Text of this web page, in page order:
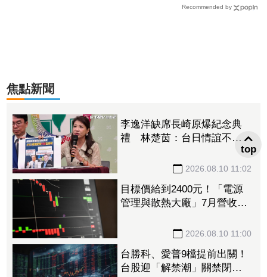
Recommended by
焦點新聞
李逸洋缺席長崎原爆紀念典
禮 林楚茵：台日情誼不該
2026.08.10 11:02
目標價給到2400元！「電源
管理與散熱大廠」7月營收揭
近3股本領漲
2026.08.10 11:00
台勝科、愛普9檔提前出關！
台股迎「解禁潮」關禁閉新
top